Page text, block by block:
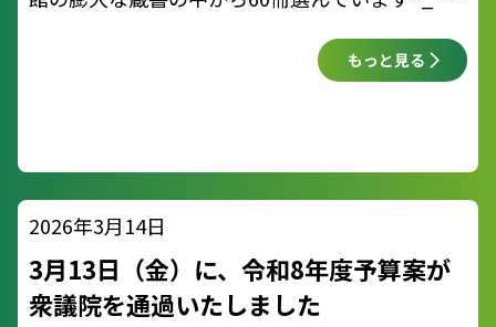
もっと見る
2026年3月14日
3月13日（金）に、令和8年度予算案が
衆議院を通過いたしました